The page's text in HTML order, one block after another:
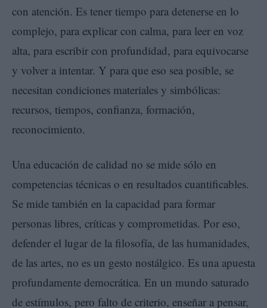
con atención. Es tener tiempo para detenerse en lo
complejo, para explicar con calma, para leer en voz
alta, para escribir con profundidad, para equivocarse
y volver a intentar. Y para que eso sea posible, se
necesitan condiciones materiales y simbólicas:
recursos, tiempos, confianza, formación,
reconocimiento.
Una educación de calidad no se mide sólo en
competencias técnicas o en resultados cuantificables.
Se mide también en la capacidad para formar
personas libres, críticas y comprometidas. Por eso,
defender el lugar de la filosofía, de las humanidades,
de las artes, no es un gesto nostálgico. Es una apuesta
profundamente democrática. En un mundo saturado
de estímulos, pero falto de criterio, enseñar a pensar,